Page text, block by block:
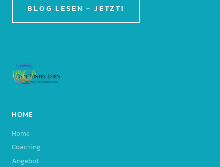
BLOG LESEN - JETZT!
HOME
Home
Coaching
Angebot